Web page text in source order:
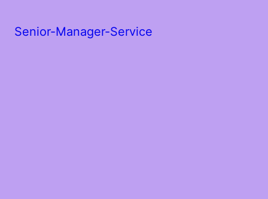
Senior-Manager-Service